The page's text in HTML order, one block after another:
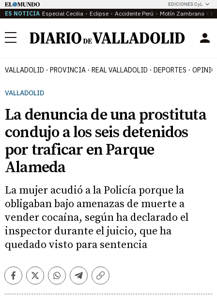
EDICIONES CyL
ES NOTICIA Especial Cecilia Eclipse Accidente Perú Motín Zambrana
Menú
VALLADOLID PROVINCIA REAL VALLADOLID DEPORTES
VALLADOLID
La denuncia de una prostituta
condujo a los seis detenidos
por traficar en Parque
Alameda
La mujer acudió a la Policía porque la
obligaban bajo amenazas de muerte a
vender cocaína, según ha declarado el
inspector durante el juicio, que ha
quedado visto para sentencia
FacebookTwitterWhatsappTelegramCopiar